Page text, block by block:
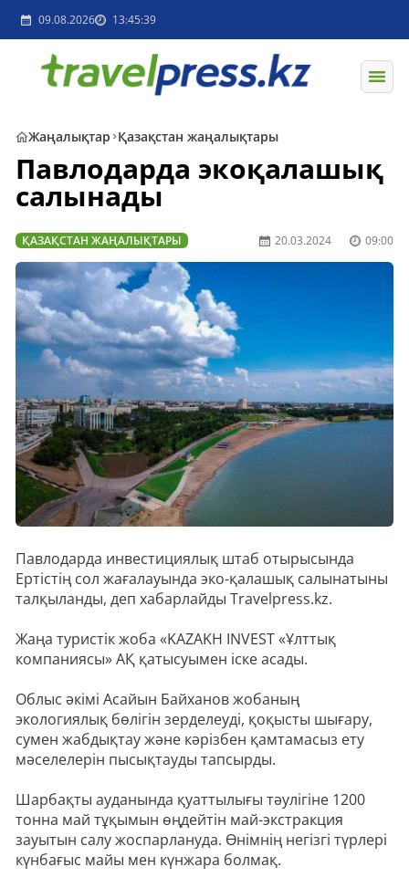
09.08.2026 13:45:39
Жаңалықтар Қазақстан жаңалықтары
Павлодарда экоқалашық
салынады
ҚАЗАҚСТАН ЖАҢАЛЫҚТАРЫ 20.03.2024 09:00
Павлодарда инвестициялық штаб отырысында
Ертістің сол жағалауында эко-қалашық салынатыны
талқыланды, деп хабарлайды Travelpress.kz.
Жаңа туристік жоба «KAZAKH INVEST «Ұлттық
компаниясы» АҚ қатысуымен іске асады.
Облыс әкімі Асайын Байханов жобаның
экологиялық бөлігін зерделеуді, қоқысты шығару,
сумен жабдықтау және кәрізбен қамтамасыз ету
мәселелерін пысықтауды тапсырды.
Шарбақты ауданында қуаттылығы тәулігіне 1200
тонна май тұқымын өңдейтін май-экстракция
зауытын салу жоспарлануда. Өнімнің негізгі түрлері
күнбағыс майы мен күнжара болмақ.